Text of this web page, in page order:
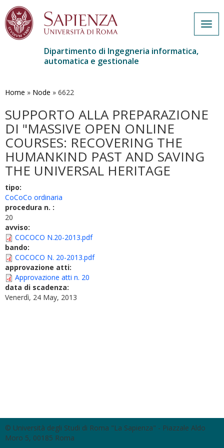
contenuto
Dipartimento di Ingegneria informatica,
automatica e gestionale
Home » Node » 6622
SUPPORTO ALLA PREPARAZIONE
DI "MASSIVE OPEN ONLINE
COURSES: RECOVERING THE
HUMANKIND PAST AND SAVING
THE UNIVERSAL HERITAGE
tipo:
CoCoCo ordinaria
procedura n. :
20
avviso:
COCOCO N.20-2013.pdf
bando:
COCOCO N. 20-2013.pdf
approvazione atti:
Approvazione atti n. 20
data di scadenza:
Venerdì, 24 May, 2013
© Università degli Studi di Roma "La Sapienza" - Piazzale Aldo
Moro 5, 00185 Roma